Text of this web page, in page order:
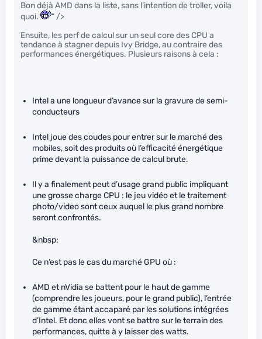
Bon déjà AMD dans la liste, sans l’intention de troller, voila
quoi.
" />
Ensuite, les perf de calcul sur un seul core des CPU a
tendance à stagner depuis Ivy Bridge, au contraire des
performances énergétiques. Plusieurs raisons à cela :
Intel a une longueur d’avance sur la gravure de semi-
conducteurs
Intel joue des coudes pour entrer sur le marché des
mobiles, soit des produits où l’efficacité énergétique
prime devant la puissance de calcul brute.
Il y a finalement peut d’usage grand public impliquant
une grosse charge CPU : le jeu vidéo et le traitement
photo/video sont ceux auquel le plus grand nombre
seront confrontés.
&nbsp;
Ce n’est pas le cas du marché GPU où :
AMD et nVidia se battent pour le haut de gamme
(comprendre les joueurs, pour le grand public), l’entrée
de gamme étant accaparé par les solutions intégrées
d’Intel. Et donc elles vont se battre sur le terrain des
performances, quitte à y laisser des watts.